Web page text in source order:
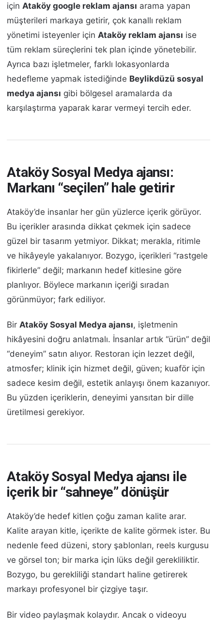
için Ataköy google reklam ajansı arama yapan
müşterileri markaya getirir, çok kanallı reklam
yönetimi isteyenler için Ataköy reklam ajansı ise
tüm reklam süreçlerini tek plan içinde yönetebilir.
Ayrıca bazı işletmeler, farklı lokasyonlarda
hedefleme yapmak istediğinde Beylikdüzü sosyal
medya ajansı gibi bölgesel aramalarda da
karşılaştırma yaparak karar vermeyi tercih eder.
Ataköy Sosyal Medya ajansı:
Markanı “seçilen” hale getirir
Ataköy’de insanlar her gün yüzlerce içerik görüyor.
Bu içerikler arasında dikkat çekmek için sadece
güzel bir tasarım yetmiyor. Dikkat; merakla, ritimle
ve hikâyeyle yakalanıyor. Bozygo, içerikleri “rastgele
fikirlerle” değil; markanın hedef kitlesine göre
planlıyor. Böylece markanın içeriği sıradan
görünmüyor; fark ediliyor.
Bir Ataköy Sosyal Medya ajansı, işletmenin
hikâyesini doğru anlatmalı. İnsanlar artık “ürün” değil
“deneyim” satın alıyor. Restoran için lezzet değil,
atmosfer; klinik için hizmet değil, güven; kuaför için
sadece kesim değil, estetik anlayışı önem kazanıyor.
Bu yüzden içeriklerin, deneyimi yansıtan bir dille
üretilmesi gerekiyor.
Ataköy Sosyal Medya ajansı ile
içerik bir “sahneye” dönüşür
Ataköy’de hedef kitlen çoğu zaman kalite arar.
Kalite arayan kitle, içerikte de kalite görmek ister. Bu
nedenle feed düzeni, story şablonları, reels kurgusu
ve görsel ton; bir marka için lüks değil gerekliliktir.
Bozygo, bu gerekliliği standart haline getirerek
markayı profesyonel bir çizgiye taşır.
Bir video paylaşmak kolaydır. Ancak o videoyu